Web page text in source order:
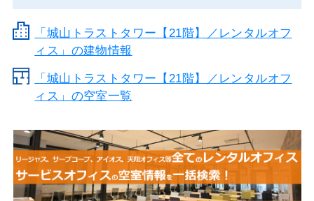
「城山トラストタワー【21階】／レンタルオフ
ィス」の建物情報
「城山トラストタワー【21階】／レンタルオフ
ィス」の空室一覧